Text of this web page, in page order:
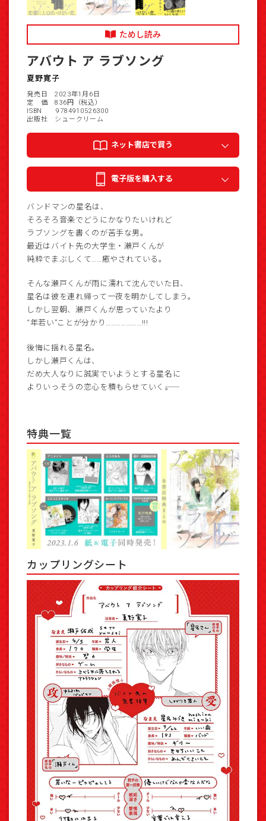
ためし読み
アバウト ア ラブソング
夏野寛子
発売日 2023年1月6日
定 価 836円（税込）
ISBN 9784910526300
出版社 シュークリーム
ネット書店で買う
電子版を購入する
バンドマンの星名は、
そろそろ音楽でどうにかなりたいけれど
ラブソングを書くのが苦手な男。
最近はバイト先の大学生・瀬戸くんが
純粋でまぶしくて……癒やされている。
そんな瀬戸くんが雨に濡れて沈んでいた日、
星名は彼を連れ帰って一夜を明かしてしまう。
しかし翌朝、瀬戸くんが思っていたより
“年若い”ことが分かり…………………!!!
後悔に揺れる星名。
しかし瀬戸くんは、
だめ大人なりに誠実でいようとする星名に
よりいっそうの恋心を積もらせていく――。
特典一覧
カップリングシート